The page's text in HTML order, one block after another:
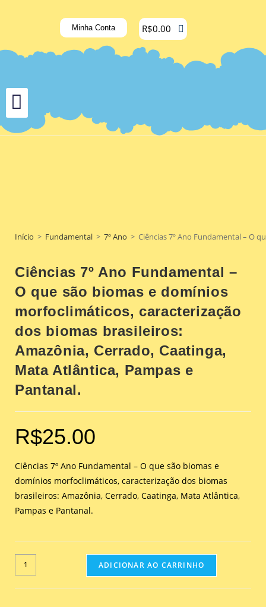
Minha Conta R$0.00
Início > Fundamental > 7º Ano > Ciências 7º Ano Fundamental – O
Ciências 7º Ano Fundamental –
O que são biomas e domínios
morfoclimáticos, caracterização
dos biomas brasileiros:
Amazônia, Cerrado, Caatinga,
Mata Atlântica, Pampas e
Pantanal.
R$25.00
Ciências 7º Ano Fundamental – O que são biomas e
domínios morfoclimáticos, caracterização dos biomas
brasileiros: Amazônia, Cerrado, Caatinga, Mata Atlântica,
Pampas e Pantanal.
ADICIONAR AO CARRINHO